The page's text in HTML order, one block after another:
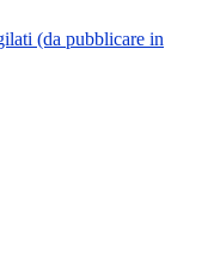
(da pubblicare in